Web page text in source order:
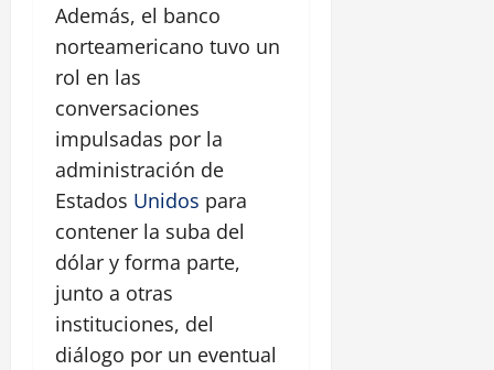
Además, el banco
norteamericano tuvo un
rol en las
conversaciones
impulsadas por la
administración de
Estados Unidos para
contener la suba del
dólar y forma parte,
junto a otras
instituciones, del
diálogo por un eventual